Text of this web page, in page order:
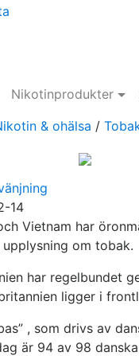
Nikotinprodukter
& ohälsa /
14
Vietnam har
om tobak.
har regelbundet
ligger i
, som drivs av
är 94 av 98